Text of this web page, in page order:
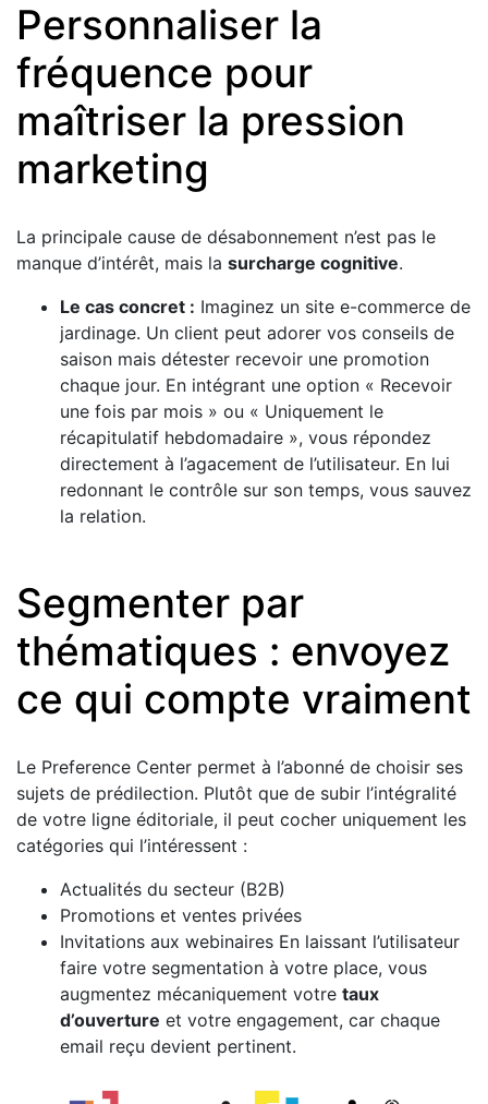
Personnaliser la
fréquence pour
maîtriser la pression
marketing
La principale cause de désabonnement n’est pas le
manque d’intérêt, mais la surcharge cognitive.
Le cas concret : Imaginez un site e-commerce de
jardinage. Un client peut adorer vos conseils de
saison mais détester recevoir une promotion
chaque jour. En intégrant une option « Recevoir
une fois par mois » ou « Uniquement le
récapitulatif hebdomadaire », vous répondez
directement à l’agacement de l’utilisateur. En lui
redonnant le contrôle sur son temps, vous sauvez
la relation.
Segmenter par
thématiques : envoyez
ce qui compte vraiment
Le Preference Center permet à l’abonné de choisir ses
sujets de prédilection. Plutôt que de subir l’intégralité
de votre ligne éditoriale, il peut cocher uniquement les
catégories qui l’intéressent :
Actualités du secteur (B2B)
Promotions et ventes privées
Invitations aux webinaires En laissant l’utilisateur
faire votre segmentation à votre place, vous
augmentez mécaniquement votre taux
d’ouverture et votre engagement, car chaque
email reçu devient pertinent.